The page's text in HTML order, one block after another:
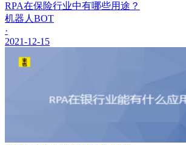
RPA在保险行业中有哪些用途？
机器人BOT
·
2021-12-15